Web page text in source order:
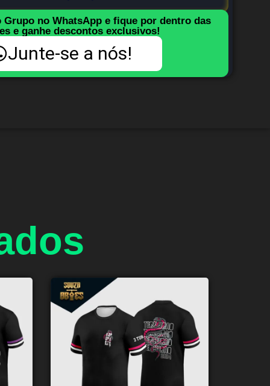
no WhatsApp e fique por dentro das
e ganhe descontos exclusivos!
Junte-se a nós!